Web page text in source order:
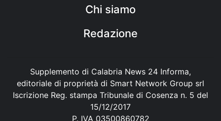
Chi siamo
Redazione
Supplemento di Calabria News 24 Informa,
editoriale di proprietà di Smart Network Group srl
Iscrizione Reg. stampa Tribunale di Cosenza n. 5 del
15/12/2017
P. IVA 03500860782